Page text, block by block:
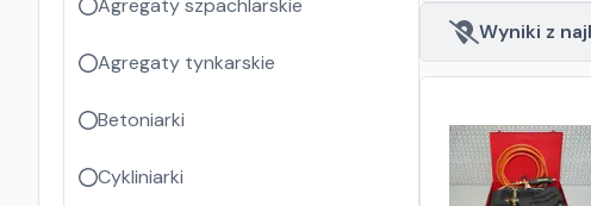
Wyniki z
Agregaty szpachlarskie
Agregaty tynkarskie
Betoniarki
Cykliniarki